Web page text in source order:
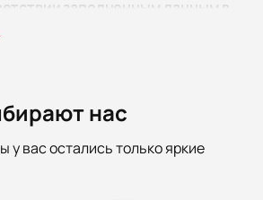
заполненным данным в
несет ответственность за
Дарья Мельникова, Эва
Милёшина, Борис Миронов,
нас
у вас остались только яркие